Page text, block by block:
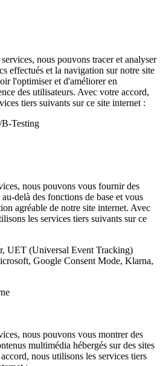
nous pouvons tracer et analyser
effectués et la navigation sur notre site
l'optimiser et d'améliorer en
des utilisateurs. Avec votre accord,
tiers suivants sur ce site internet :
Testing
nous pouvons vous fournir des
delà des fonctions de base et vous
agréable de notre site internet. Avec
les services tiers suivants sur ce
UET (Universal Event Tracking)
Google Consent Mode, Klarna,
nous pouvons vous montrer des
multimédia hébergés sur des sites
nous utilisons les services tiers